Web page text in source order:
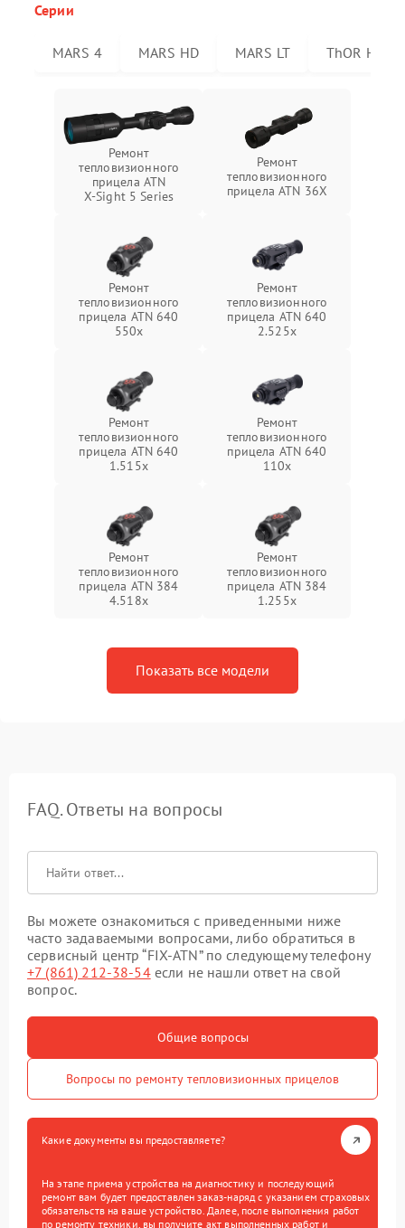
Серии
MARS 4 MARS HD MARS LT ThOR HD
Ремонт
тепловизионного
прицела ATN
X‑Sight 5 Series
Ремонт
тепловизионного
прицела ATN 36X
Ремонт
тепловизионного
прицела ATN 640
550x
Ремонт
тепловизионного
прицела ATN 640
2.525x
Ремонт
тепловизионного
прицела ATN 640
1.515x
Ремонт
тепловизионного
прицела ATN 640
110x
Ремонт
тепловизионного
прицела ATN 384
4.518x
Ремонт
тепловизионного
прицела ATN 384
1.255х
Показать все модели
FAQ. Ответы на вопросы
Вы можете ознакомиться с приведенными ниже
часто задаваемыми вопросами, либо обратиться в
сервисный центр “FIX-ATN” по следующему телефону
+7 (861) 212-38-54если не нашли ответ на свой
вопрос.
Общие вопросы
Вопросы по ремонту тепловизионных прицелов
Какие документы вы предоставляете?
На этапе приема устройства на диагностику и последующий
ремонт вам будет предоставлен заказ-наряд с указанием страховых
обязательств на ваше устройство. Далее, после выполнения работ
по ремонту техники, вы получите акт выполненных работ и